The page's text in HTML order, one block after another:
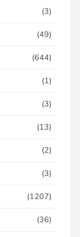
(3)
(49)
(644)
(1)
(3)
(13)
(2)
(3)
(1207)
(36)